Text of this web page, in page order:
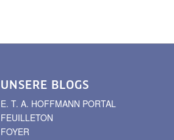
UNSERE BLOGS
E. T. A. HOFFMANN PORTAL
FEUILLETON
FOYER